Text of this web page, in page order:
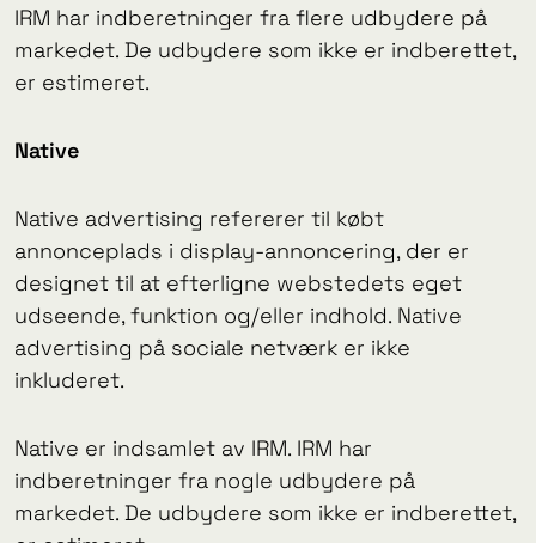
IRM har indberetninger fra flere udbydere på
markedet. De udbydere som ikke er indberettet,
er estimeret.
Native
Native advertising refererer til købt
annonceplads i display-annoncering, der er
designet til at efterligne webstedets eget
udseende, funktion og/eller indhold. Native
advertising på sociale netværk er ikke
inkluderet.
Native er indsamlet av IRM. IRM har
indberetninger fra nogle udbydere på
markedet. De udbydere som ikke er indberettet,